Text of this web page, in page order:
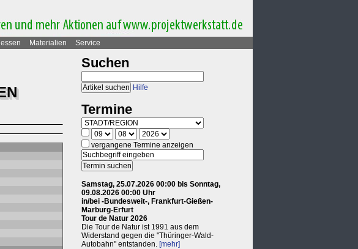
Materialien
Service
Suchen
Hilfe
Termine
vergangene Termine anzeigen
Samstag, 25.07.2026 00:00 bis Sonntag,
09.08.2026 00:00 Uhr
in/bei -Bundesweit-, Frankfurt-Gießen-
Marburg-Erfurt
Tour de Natur 2026
Die Tour de Natur ist 1991 aus dem
Widerstand gegen die "Thüringer-Wald-
Autobahn" entstanden. [mehr]